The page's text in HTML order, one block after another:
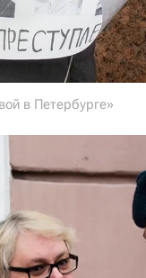
в Петербурге»